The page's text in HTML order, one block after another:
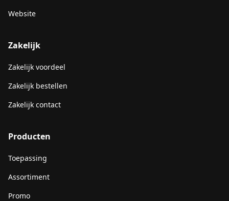
Website
Zakelijk
Zakelijk voordeel
Zakelijk bestellen
Zakelijk contact
Producten
Toepassing
Assortiment
Promo